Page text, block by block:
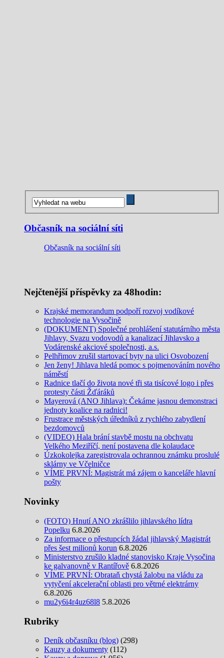
Občasník na sociální síti
Občasník na sociální síti
Nejčtenější příspěvky za 48hodin:
Krajské memorandum podpoří rozvoj vodíkové
technologie na Vysočině
(DOKUMENT) Společné prohlášení statutárního města
Jihlavy, Svazu vodovodů a kanalizací Jihlavsko a
Vodárenské akciové společnosti, a.s.
Pelhřimov zrušil startovací byty na ulici Osvobození
Jen ženy! Jihlava hledá pomoc s pojmenováním nového
náměstí
Radnice tlačí do života nové tři sta tisícové logo i přes
protesty části Žďáráků
Mayerová (ANO Jihlava): Čekáme jasnou demonstraci
jednoty koalice na radnici!
Frustrace městských úředníků z rychlého zabydlení
bezdomovců
(VIDEO) Hala brání stavbě mostu na obchvatu
Velkého Meziříčí, není postavena dle kolaudace
Úzkokolejka zaregistrovala ochrannou známku proslulé
sklárny ve Včelničce
VÍME PRVNÍ: Magistrát má zájem o kanceláře hlavní
pošty
Novinky
(FOTO) Hnutí ANO zkrášlilo jihlavského lídra
Popelku 6.8.2026
Za informace o přestupcích žádal jihlavský Magistrát
přes šest milionů korun 6.8.2026
Ministerstvo zrušilo kladné stanovisko Kraje Vysočina
ke galvanovně v Rantířově 6.8.2026
VÍME PRVNÍ: Obrataň chystá žalobu na vládu za
vytyčení akcelerační oblasti pro větrné elektrárny
6.8.2026
mu2y6i4r4uz68l8 5.8.2026
Rubriky
Deník občasníku (blog) (298)
Kauzy a dokumenty (112)